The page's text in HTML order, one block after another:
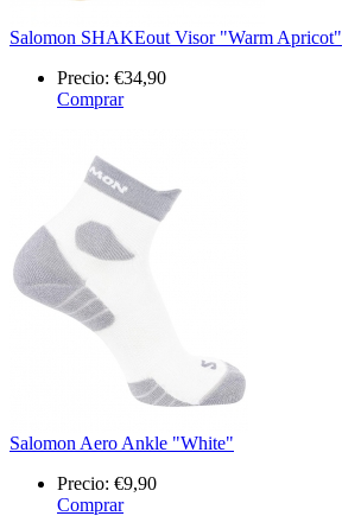
Salomon SHAKEout Visor "Warm Apricot"
Precio: €34,90
Comprar
Salomon Aero Ankle "White"
Precio: €9,90
Comprar